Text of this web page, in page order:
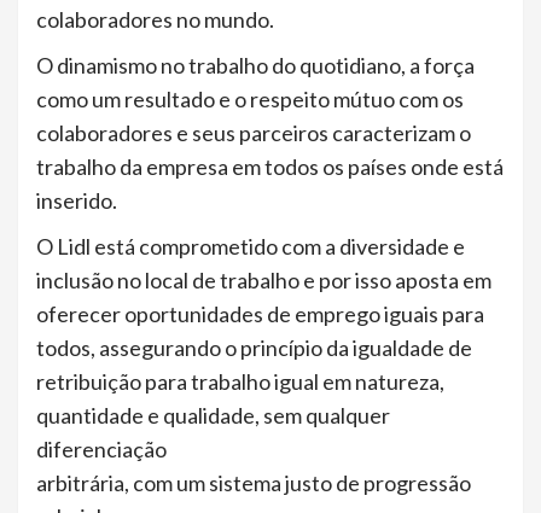
colaboradores no mundo.
O dinamismo no trabalho do quotidiano, a força
como um resultado e o respeito mútuo com os
colaboradores e seus parceiros caracterizam o
trabalho da empresa em todos os países onde está
inserido.
O Lidl está comprometido com a diversidade e
inclusão no local de trabalho e por isso aposta em
oferecer oportunidades de emprego iguais para
todos, assegurando o princípio da igualdade de
retribuição para trabalho igual em natureza,
quantidade e qualidade, sem qualquer
diferenciação
arbitrária, com um sistema justo de progressão